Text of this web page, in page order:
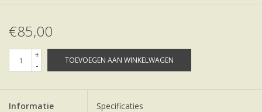
€85,00
+
-
TOEVOEGEN AAN WINKELWAGEN
Informatie Specificaties